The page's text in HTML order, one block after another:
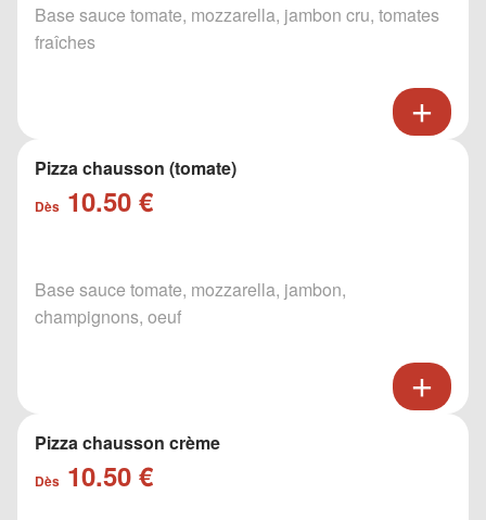
Base sauce tomate, mozzarella, jambon cru, tomates
fraîches
Pizza chausson (tomate)
Dès 10.50 €
Base sauce tomate, mozzarella, jambon,
champignons, oeuf
Pizza chausson crème
Dès 10.50 €